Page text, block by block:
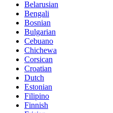
Belarusian
Bengali
Bosnian
Bulgarian
Cebuano
Chichewa
Corsican
Croatian
Dutch
Estonian
Filipino
Finnish